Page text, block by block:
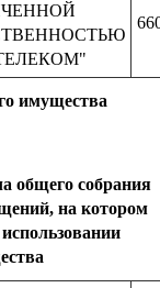
имущества
общего собрания
на котором